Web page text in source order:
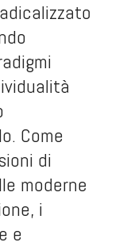
Come
di
moderne
i
e